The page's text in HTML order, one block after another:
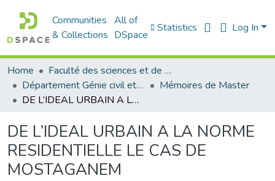
Communities
& Collections
All of
DSpace
Statistics Log In
Home
Faculté des sciences et de la technologie
Département Génie civil et Architecture
Mémoires de Master
DE L’IDEAL URBAIN A LA NORME RESIDENTIELLE LE CAS DE MOSTAGANEM
DE L’IDEAL URBAIN A LA NORME
RESIDENTIELLE LE CAS DE
MOSTAGANEM